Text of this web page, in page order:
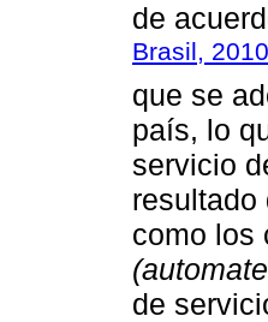
de
Brasil,
que se
país, lo
servicio
resultado
como los
de